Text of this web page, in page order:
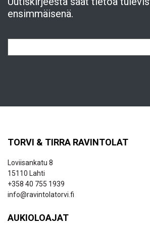
ensimmäisenä.
TORVI & TIRRA RAVINTOLAT
Loviisankatu 8
15110 Lahti
+358 40 755 1939
info@ravintolatorvi.fi
AUKIOLOAJAT